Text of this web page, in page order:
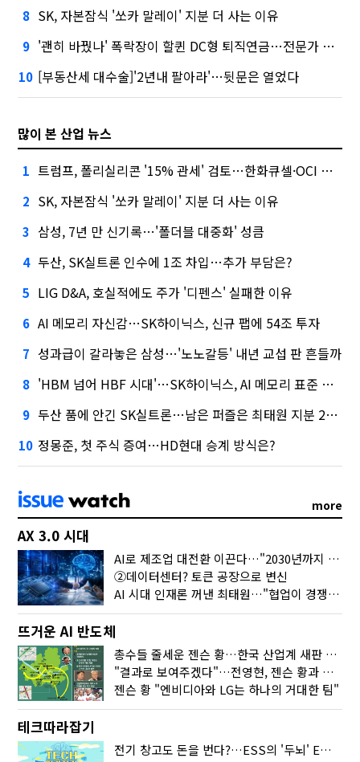
8 SK, 자본잠식 '쏘카 말레이' 지분 더 사는 이유
9 '괜히 바꿨나' 폭락장이 할퀸 DC형 퇴직연금…전문가 조언은
10 [부동산세 대수술]'2년내 팔아라'…뒷문은 열었다
많이 본 산업 뉴스
1 트럼프, 폴리실리콘 '15% 관세' 검토…한화큐셀·OCI 영향은?
2 SK, 자본잠식 '쏘카 말레이' 지분 더 사는 이유
3 삼성, 7년 만 신기록…'폴더블 대중화' 성큼
4 두산, SK실트론 인수에 1조 차입…추가 부담은?
5 LIG D&A, 호실적에도 주가 '디펜스' 실패한 이유
6 AI 메모리 자신감…SK하이닉스, 신규 팹에 54조 투자
7 성과급이 갈라놓은 삼성…'노노갈등' 내년 교섭 판 흔들까
8 'HBM 넘어 HBF 시대'…SK하이닉스, AI 메모리 표준 선점 나섰다
9 두산 품에 안긴 SK실트론…남은 퍼즐은 최태원 지분 29.4%
10 정몽준, 첫 주식 증여…HD현대 승계 방식은?
more
AX 3.0 시대
AI로 제조업 대전환 이끈다…"2030년까지 민관합동 20조 투자"
②데이터센터? 토큰 공장으로 변신
AI 시대 인재론 꺼낸 최태원…"협업이 경쟁력"
뜨거운 AI 반도체
총수들 줄세운 젠슨 황…한국 산업계 새판 짰다
"결과로 보여주겠다"…전영현, 젠슨 황과 HBM5 논의
젠슨 황 "엔비디아와 LG는 하나의 거대한 팀"
테크따라잡기
전기 창고도 돈을 번다?…ESS의 '두뇌' EMO가 뭐길래